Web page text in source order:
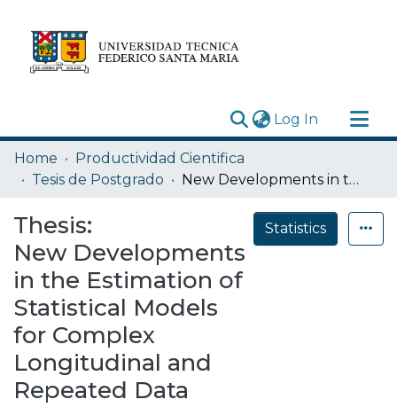
Log In (current)
Research Outputs
Statistics
Depósito
Home
Productividad Cientifica
Tesis de Postgrado
New Developments in the Estimation of Statistical Models for Complex Longitudinal and Repeated Data
Thesis:
New Developments
in the Estimation of
Statistical Models
for Complex
Longitudinal and
Repeated Data
Statistics